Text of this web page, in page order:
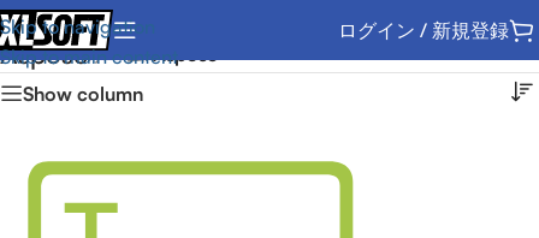
Skip to navigation
Skip to main content
ログイン / 新規登録
Asposeホーム
Aspose
Show column